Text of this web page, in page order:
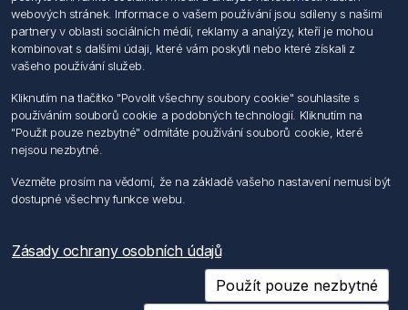
Podmínky zasílání elektronických dokumentu
Všeobecné dodací a obchodní podmínky
Informace o nakládaní s elektroodpadem
Můj účet
Můj účet
Objednávky
Adresy
webových stránek. Informace o vašem používání jsou sdíleny s našimi
partnery v oblasti sociálních médií, reklamy a analýzy, kteří je mohou
kombinovat s dalšími údaji, které vám poskytli nebo které získali z
vašeho používání služeb.
Kliknutím na tlačítko "Povolit všechny soubory cookie" souhlasíte s
používáním souborů cookie a podobných technologií. Kliknutím na
"Použit pouze nezbytné" odmítáte používání souborů cookie, které
nejsou nezbytné.
Vezměte prosím na vědomí, že na základě vašeho nastavení nemusí být
dostupné všechny funkce webu.
Zásady ochrany osobních údajů
Použít pouze nezbytné